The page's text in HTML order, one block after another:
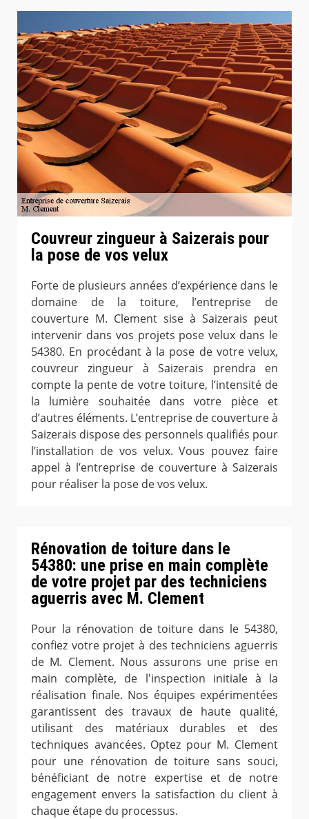
Couvreur zingueur à Saizerais pour
la pose de vos velux
Forte de plusieurs années d’expérience dans le
domaine de la toiture, l’entreprise de
couverture M. Clement sise à Saizerais peut
intervenir dans vos projets pose velux dans le
54380. En procédant à la pose de votre velux,
couvreur zingueur à Saizerais prendra en
compte la pente de votre toiture, l’intensité de
la lumière souhaitée dans votre pièce et
d’autres éléments. L’entreprise de couverture à
Saizerais dispose des personnels qualifiés pour
l’installation de vos velux. Vous pouvez faire
appel à l’entreprise de couverture à Saizerais
pour réaliser la pose de vos velux.
Rénovation de toiture dans le
54380: une prise en main complète
de votre projet par des techniciens
aguerris avec M. Clement
Pour la rénovation de toiture dans le 54380,
confiez votre projet à des techniciens aguerris
de M. Clement. Nous assurons une prise en
main complète, de l'inspection initiale à la
réalisation finale. Nos équipes expérimentées
garantissent des travaux de haute qualité,
utilisant des matériaux durables et des
techniques avancées. Optez pour M. Clement
pour une rénovation de toiture sans souci,
bénéficiant de notre expertise et de notre
engagement envers la satisfaction du client à
chaque étape du processus.